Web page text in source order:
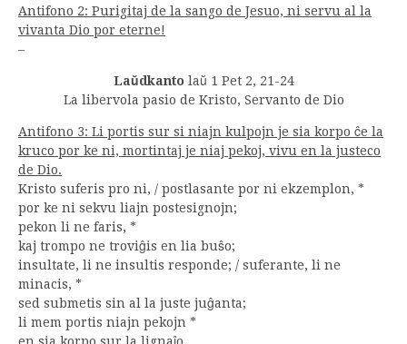
Antifono 2: Purigitaj de la sango de Jesuo, ni servu al la
vivanta Dio por eterne!
–
Laŭdkanto laŭ 1 Pet 2, 21-24
La libervola pasio de Kristo, Servanto de Dio
Antifono 3: Li portis sur si niajn kulpojn je sia korpo ĉe la
kruco por ke ni, mortintaj je niaj pekoj, vivu en la justeco
de Dio.
Kristo suferis pro ni, / postlasante por ni ekzemplon, *
por ke ni sekvu liajn postesignojn;
pekon li ne faris, *
kaj trompo ne troviĝis en lia buŝo;
insultate, li ne insultis responde; / suferante, li ne
minacis, *
sed submetis sin al la juste juĝanta;
li mem portis niajn pekojn *